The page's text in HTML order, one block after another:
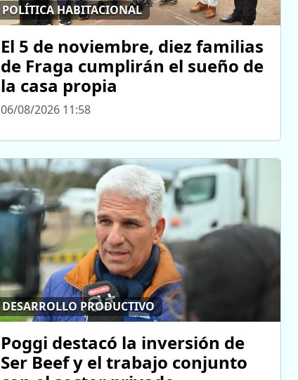
POLÍTICA HABITACIONAL
El 5 de noviembre, diez familias
de Fraga cumplirán el sueño de
la casa propia
06/08/2026 11:58
DESARROLLO PRODUCTIVO
Poggi destacó la inversión de
Ser Beef y el trabajo conjunto